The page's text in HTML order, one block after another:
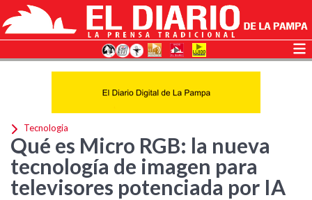
Tecnologia
Qué es Micro RGB: la nueva
tecnología de imagen para
televisores potenciada por IA